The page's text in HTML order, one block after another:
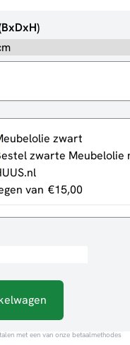
zwart
zwarte Meubelolie
van €15,00
met een van onze betaalmethodes